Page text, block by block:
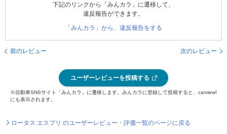
下記のリンクから「みんカラ」に遷移して、
違反報告ができます。
「みんカラ」から、違反報告をする
前のレビュー 次のレビュー
ユーザーレビューを投稿する
※自動車SNSサイト「みんカラ」に遷移します。みんカラに登録して投稿すると、carview!
にも表示されます。
ロータス エスプリ のユーザーレビュー・評価一覧のページに戻る